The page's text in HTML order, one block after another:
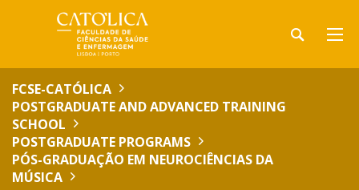
FCSE-CATÓLICA
POSTGRADUATE AND ADVANCED TRAINING
SCHOOL
POSTGRADUATE PROGRAMS
PÓS-GRADUAÇÃO EM NEUROCIÊNCIAS DA
MÚSICA